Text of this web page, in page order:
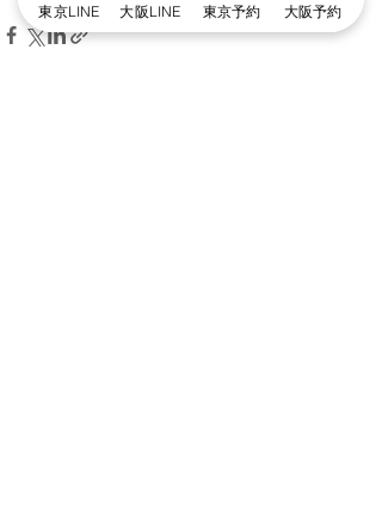
東京LINE 大阪LINE 東京予約 大阪予約